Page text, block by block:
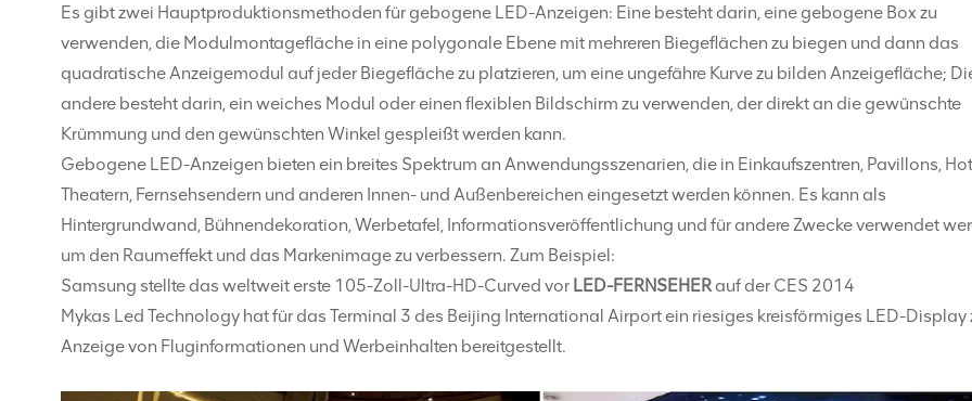
Es gibt zwei Hauptproduktionsmethoden für gebogene LED-Anzeigen: Eine besteht darin, eine gebogene Box zu
verwenden, die Modulmontagefläche in eine polygonale Ebene mit mehreren Biegeflächen zu biegen und dann das
quadratische Anzeigemodul auf jeder Biegefläche zu platzieren, um eine ungefähre Kurve zu bilden Anzeigefläche;
andere besteht darin, ein weiches Modul oder einen flexiblen Bildschirm zu verwenden, der direkt an die gewünschte
Krümmung und den gewünschten Winkel gespleißt werden kann.
Gebogene LED-Anzeigen bieten ein breites Spektrum an Anwendungsszenarien, die in Einkaufszentren, Pavillons,
Theatern, Fernsehsendern und anderen Innen- und Außenbereichen eingesetzt werden können. Es kann als
Hintergrundwand, Bühnendekoration, Werbetafel, Informationsveröffentlichung und für andere Zwecke verwendet
um den Raumeffekt und das Markenimage zu verbessern. Zum Beispiel:
Samsung stellte das weltweit erste 105-Zoll-Ultra-HD-Curved vor LED-FERNSEHERauf der CES 2014
Mykas Led Technology hat für das Terminal 3 des Beijing International Airport ein riesiges kreisförmiges LED-Display
Anzeige von Fluginformationen und Werbeinhalten bereitgestellt.